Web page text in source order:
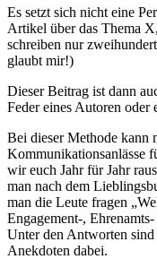
Es setzt sich nicht eine
Artikel über das Thema
schreiben nur
glaubt mir!)
Dieser Beitrag ist dann
Feder eines Autoren
Bei dieser Methode kann
Kommunikationsanlässe
wir euch Jahr für Jahr
man nach dem
man die Leute fragen
Engagement-,
Unter den Antworten
Anekdoten dabei.